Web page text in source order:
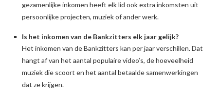
gezamenlijke inkomen heeft elk lid ook extra inkomsten uit
persoonlijke projecten, muziek of ander werk.
Is het inkomen van de Bankzitters elk jaar gelijk?
Het inkomen van de Bankzitters kan per jaar verschillen. Dat
hangt af van het aantal populaire video’s, de hoeveelheid
muziek die scoort en het aantal betaalde samenwerkingen
dat ze krijgen.